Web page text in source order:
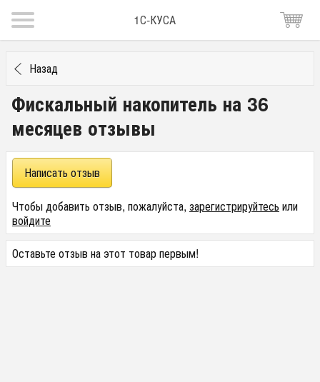
1С-КУСА
Назад
Фискальный накопитель на 36
месяцев отзывы
Написать отзыв
Чтобы добавить отзыв, пожалуйста, зарегистрируйтесь или
войдите
Оставьте отзыв на этот товар первым!